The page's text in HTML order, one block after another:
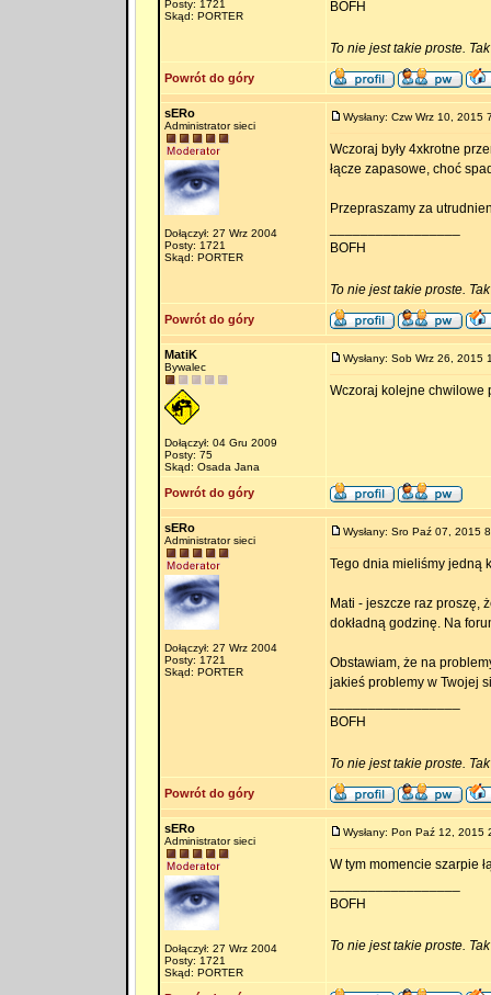
Posty: 1721
Skąd: PORTER
BOFH
To nie jest takie proste.
Powrót do góry
sERo
Administrator sieci
Dołączył: 27 Wrz 2004
Posty: 1721
Skąd: PORTER
Wysłany: Czw Wrz 10, 2015
Wczoraj były 4xkrotne
łącze zapasowe, choć
Przepraszamy za
BOFH
To nie jest takie proste.
Powrót do góry
MatiK
Bywalec
Dołączył: 04 Gru 2009
Posty: 75
Skąd: Osada Jana
Wysłany: Sob Wrz 26, 2015
Wczoraj kolejne chwilowe
Powrót do góry
sERo
Administrator sieci
Dołączył: 27 Wrz 2004
Posty: 1721
Skąd: PORTER
Wysłany: Sro Paź 07, 2015
Tego dnia mieliśmy jedną
Mati - jeszcze raz proszę,
dokładną godzinę. Na
Obstawiam, że na
jakieś problemy w Twojej
BOFH
To nie jest takie proste.
Powrót do góry
sERo
Administrator sieci
Dołączył: 27 Wrz 2004
Posty: 1721
Skąd: PORTER
Wysłany: Pon Paź 12, 2015
W tym momencie szarpie
BOFH
To nie jest takie proste.